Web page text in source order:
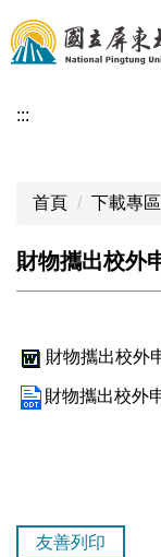
跳
到
主
內
:::
首頁 下載專區
財物攜出校外
財物攜出校外
財物攜出校外
友善列印